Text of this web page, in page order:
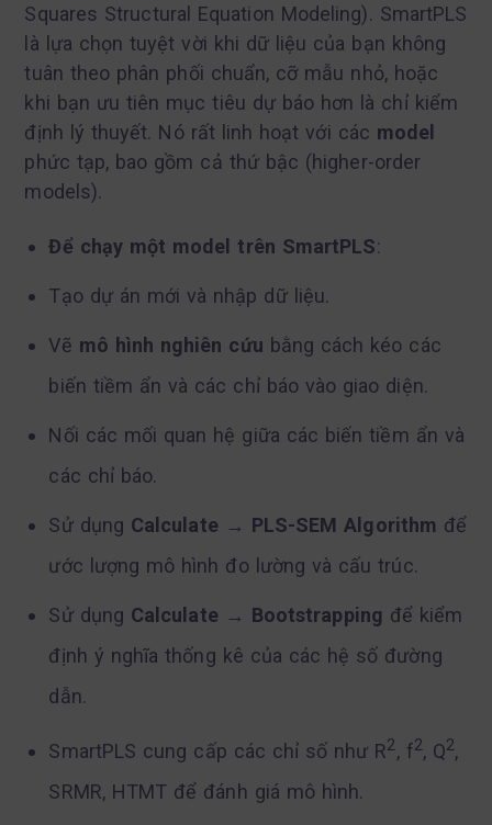
Squares Structural Equation Modeling). SmartPLS
là lựa chọn tuyệt vời khi dữ liệu của bạn không
tuân theo phân phối chuẩn, cỡ mẫu nhỏ, hoặc
khi bạn ưu tiên mục tiêu dự báo hơn là chỉ kiểm
định lý thuyết. Nó rất linh hoạt với các model
phức tạp, bao gồm cả thứ bậc (higher-order
models).
Để chạy một model trên SmartPLS:
Tạo dự án mới và nhập dữ liệu.
Vẽ mô hình nghiên cứu bằng cách kéo các
biến tiềm ẩn và các chỉ báo vào giao diện.
Nối các mối quan hệ giữa các biến tiềm ẩn và
các chỉ báo.
Sử dụng Calculate→ PLS-SEM Algorithm để
ước lượng mô hình đo lường và cấu trúc.
Sử dụng Calculate→ Bootstrapping để kiểm
định ý nghĩa thống kê của các hệ số đường
dẫn.
SmartPLS cung cấp các chỉ số như R2, f2, Q2,
SRMR, HTMT để đánh giá mô hình.